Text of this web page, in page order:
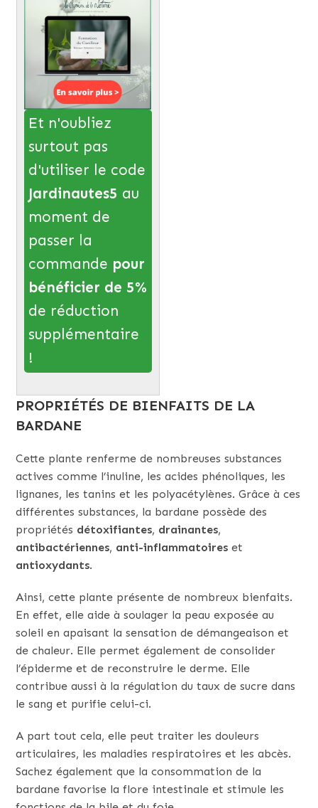
Et n'oubliez
surtout pas
d'utiliser le code
Jardinautes5 au
moment de
passer la
commande pour
bénéficier de 5%
de réduction
supplémentaire
!
PROPRIÉTÉS DE BIENFAITS DE LA
BARDANE
Cette plante renferme de nombreuses substances
actives comme l’inuline, les acides phénoliques, les
lignanes, les tanins et les polyacétylènes. Grâce à ces
différentes substances, la bardane possède des
propriétés détoxifiantes, drainantes,
antibactériennes, anti-inflammatoires et
antioxydants.
Ainsi, cette plante présente de nombreux bienfaits.
En effet, elle aide à soulager la peau exposée au
soleil en apaisant la sensation de démangeaison et
de chaleur. Elle permet également de consolider
l’épiderme et de reconstruire le derme. Elle
contribue aussi à la régulation du taux de sucre dans
le sang et purifie celui-ci.
A part tout cela, elle peut traiter les douleurs
articulaires, les maladies respiratoires et les abcès.
Sachez également que la consommation de la
bardane favorise la flore intestinale et stimule les